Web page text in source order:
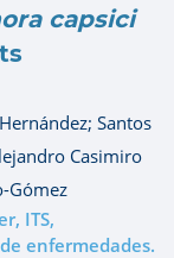
capsici
Santos
Casimiro
Gómez
ITS,
enfermedades.